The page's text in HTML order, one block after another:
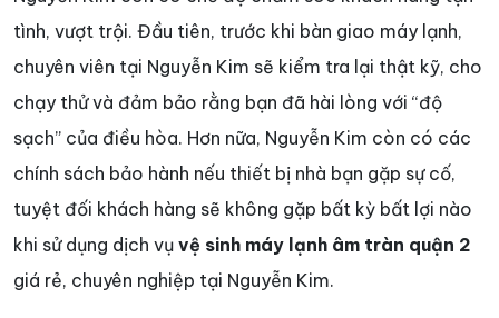
tình, vượt trội. Đầu tiên, trước khi bàn giao máy lạnh,
chuyên viên tại Nguyễn Kim sẽ kiểm tra lại thật kỹ, cho
chạy thử và đảm bảo rằng bạn đã hài lòng với “độ
sạch” của điều hòa. Hơn nữa, Nguyễn Kim còn có các
chính sách bảo hành nếu thiết bị nhà bạn gặp sự cố,
tuyệt đối khách hàng sẽ không gặp bất kỳ bất lợi nào
khi sử dụng dịch vụ vệ sinh máy lạnh âm tràn quận 2
giá rẻ, chuyên nghiệp tại Nguyễn Kim.